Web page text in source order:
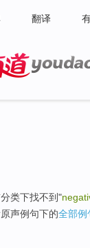
翻译
类下找不到"
声例句下的全部例